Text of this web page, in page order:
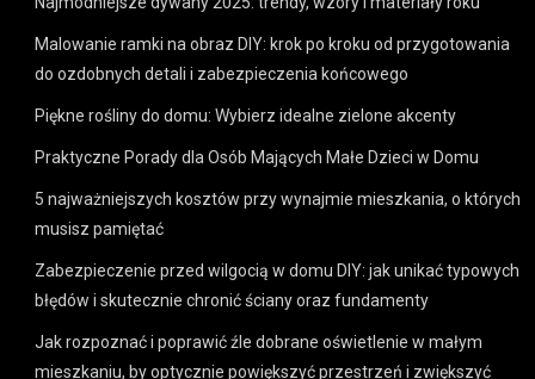
Malowanie ramki na obraz DIY: krok po kroku od przygotowania
do ozdobnych detali i zabezpieczenia końcowego
Piękne rośliny do domu: Wybierz idealne zielone akcenty
Praktyczne Porady dla Osób Mających Małe Dzieci w Domu
5 najważniejszych kosztów przy wynajmie mieszkania, o których
musisz pamiętać
Zabezpieczenie przed wilgocią w domu DIY: jak unikać typowych
błędów i skutecznie chronić ściany oraz fundamenty
Jak rozpoznać i poprawić źle dobrane oświetlenie w małym
mieszkaniu, by optycznie powiększyć przestrzeń i zwiększyć